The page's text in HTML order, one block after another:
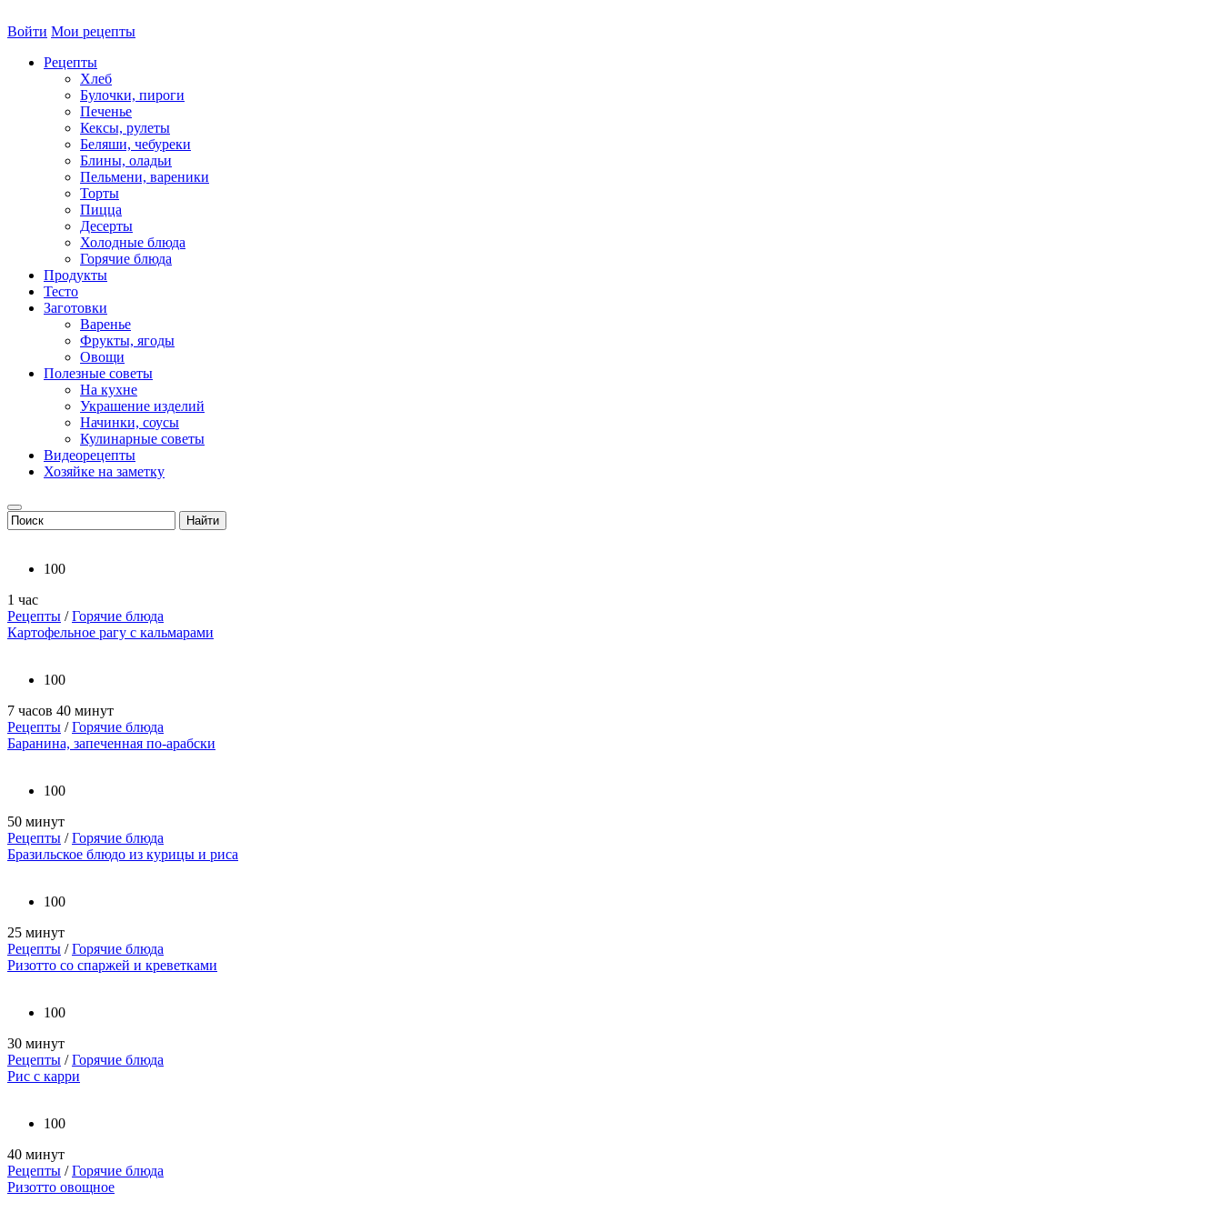
Войти Мои рецепты
Рецепты
Хлеб
Булочки, пироги
Печенье
Кексы, рулеты
Беляши, чебуреки
Блины, оладьи
Пельмени, вареники
Торты
Пицца
Десерты
Холодные блюда
Горячие блюда
Продукты
Тесто
Заготовки
Варенье
Фрукты, ягоды
Овощи
Полезные советы
На кухне
Украшение изделий
Начинки, соусы
Кулинарные советы
Видеорецепты
Хозяйке на заметку
100
1 час
Рецепты /Горячие блюда
Картофельное рагу с кальмарами
100
7 часов 40 минут
Рецепты /Горячие блюда
Баранина, запеченная по-арабски
100
50 минут
Рецепты /Горячие блюда
Бразильское блюдо из курицы и риса
100
25 минут
Рецепты /Горячие блюда
Ризотто со спаржей и креветками
100
30 минут
Рецепты /Горячие блюда
Рис с карри
100
40 минут
Рецепты /Горячие блюда
Ризотто овощное